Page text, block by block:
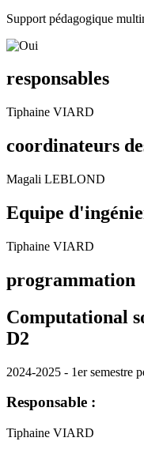
Support pédagogique
responsables
Tiphaine VIARD
coordinateurs
Magali LEBLOND
Equipe
Tiphaine VIARD
programmation
Computational
D2
2024-2025 - 1er semestre
Responsable :
Tiphaine VIARD